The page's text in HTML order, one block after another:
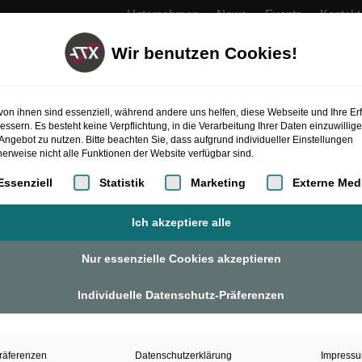
Unternehmen News Events Kontakt
Wir benutzen Cookies!
ihnen sind essenziell, während andere uns helfen, diese Webseite und Ihre
Es besteht keine Verpflichtung, in die Verarbeitung Ihrer Daten
zu nutzen. Bitte beachten Sie, dass aufgrund individueller Einstellungen
nicht alle Funktionen der Website verfügbar sind.
eine Liste der Service-Gruppen, für die eine Einwilligung erteilt
Statistik Marketing Externe
Ich akzeptiere alle
Nur essenzielle Cookies akzeptieren
Individuelle Datenschutz-Präferenzen
Datenschutzerklärung